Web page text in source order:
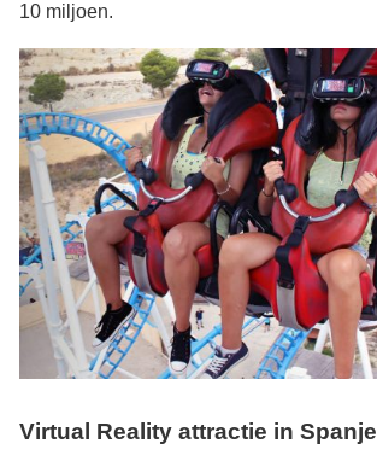
10 miljoen.
Virtual Reality attractie in Spanje